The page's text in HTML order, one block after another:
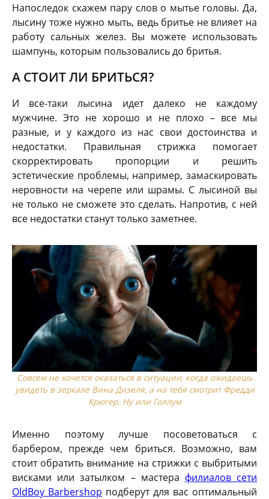
Напоследок скажем пару слов о мытье головы. Да,
лысину тоже нужно мыть, ведь бритье не влияет на
работу сальных желез. Вы можете использовать
шампунь, которым пользовались до бритья.
А СТОИТ ЛИ БРИТЬСЯ?
И все-таки лысина идет далеко не каждому
мужчине. Это не хорошо и не плохо – все мы
разные, и у каждого из нас свои достоинства и
недостатки. Правильная стрижка помогает
скорректировать пропорции и решить
эстетические проблемы, например, замаскировать
неровности на черепе или шрамы. С лысиной вы
не только не сможете это сделать. Напротив, с ней
все недостатки станут только заметнее.
Совсем не хочется оказаться в ситуации, когда ожидаешь
увидеть в зеркале Вина Дизеля, а на тебя смотрит Фредди
Крюгер. Ну или Голлум
Именно поэтому лучше посоветоваться с
барбером, прежде чем бриться. Возможно, вам
стоит обратить внимание на стрижки с выбритыми
висками или затылком – мастера филиалов сети
OldBoy Barbershop подберут для вас оптимальный